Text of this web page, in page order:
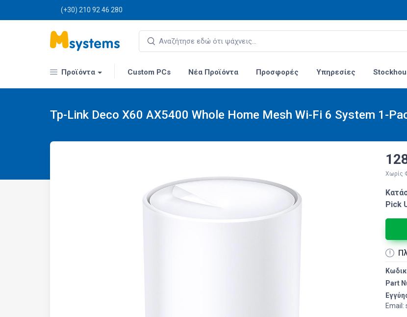
(+30) 210 92 46 280
Προϊόντα Custom PCs Νέα Προϊόντα Προσφορές Υπηρεσίες
Tp-Link Deco X60 AX5400 Whole Home Mesh Wi-Fi 6 System 1-
Χωρίς
Pick
Part
Email: